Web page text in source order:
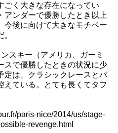
ごく大きな存在になってい
アンダーで優勝したとき以上
今後に向けて大きなモチベー
スキー（アメリカ、ガーミ
スで優勝したときの状況に少
定は、クラシックレースとバ
えている。とても長くてタフ
paris-nice/2014/us/stage-
revenge.html